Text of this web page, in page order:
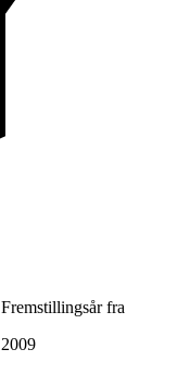
Fremstillingsår fra
2009